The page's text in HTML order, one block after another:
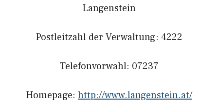
Langenstein
Postleitzahl der Verwaltung: 4222
Telefonvorwahl: 07237
Homepage: http://www.langenstein.at/